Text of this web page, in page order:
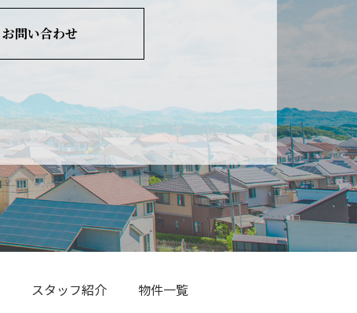
お問い合わせ
スタッフ紹介
物件一覧